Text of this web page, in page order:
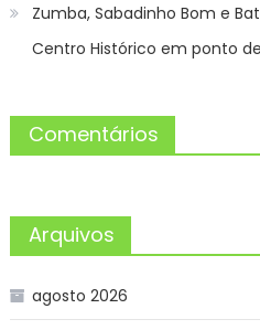
Zumba, Sabadinho Bom e
Centro Histórico em ponto
Comentários
Arquivos
agosto 2026